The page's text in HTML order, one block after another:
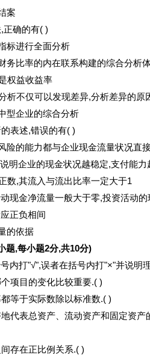
案
正确的有( )
标进行全面分析
务比率的内在联系构建的综合分析
权益收益率
析不仅可以发现差异,分析差异的原
型企业的综合分析
表述,错误的有( )
险的能力都与企业现金流量状况直
明企业的现金状况越稳定,支付能力
数,其流入与流出比率一定大于1
现金净流量一般大于零,投资活动
正负相间
的依据
题,每小题2分,共10分)
内打"√",误者在括号内打"×"并说明
项目的变化比较重要.( )
等于实际数除以标准数.( )
代表总资产、流动资产和固定资
存在正比例关系.( )